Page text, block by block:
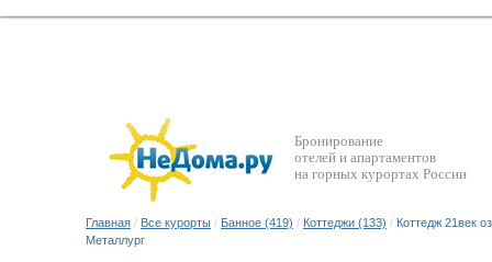
Бронирование
отелей и апартаментов
на горных курортах России
Главная / Все курорты / Банное (419) / Коттеджи (133) / Коттедж 21век
Металлург